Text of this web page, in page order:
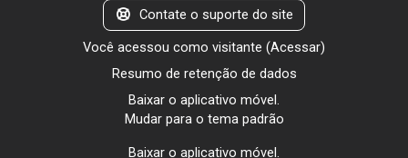
Contate o suporte do site
Você acessou como visitante (Acessar)
Resumo de retenção de dados
Baixar o aplicativo móvel.
Mudar para o tema padrão
Baixar o aplicativo móvel.